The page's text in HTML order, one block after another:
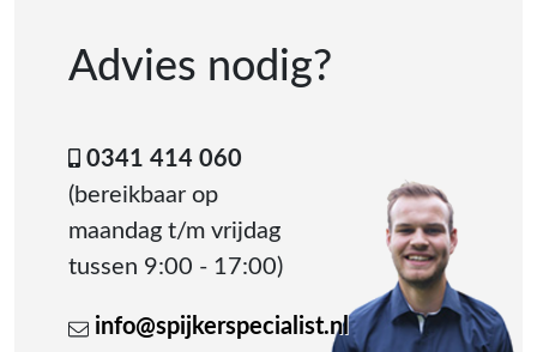
Advies nodig?
0341 414 060
(bereikbaar op
maandag t/m vrijdag
tussen 9:00 - 17:00)
info@spijkerspecialist.nl